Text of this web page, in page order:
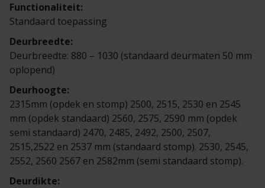
Diensten
Technische documentatie
Veelgestelde vragen
Prefab woning
Handelspartner
Rookwerend
Duurzaamheid
Brochures
Technische documentatie
Veelgestelde vragen
Verkooppunten
Veelgestelde vragen
GND Garantiedeuren
Werken bij Berkvens
Functionaliteit:
Standaard toepassing
Deurbreedte:
Deurbreedte: 880 – 1030 (standaard deurmaten 50 mm
oplopend)
Deurhoogte:
2315mm (opdek en stomp) 2500, 2515, 2530 en 2545
mm (opdek standaard) 2560, 2575, 2590 mm (opdek
semi standaard) 2470, 2485, 2492, 2500, 2507,
2515,2522 en 2537 mm (standaard stomp). 2530, 2545,
2552, 2560 2567 en 2582mm (semi standaard stomp).
Deurdikte: